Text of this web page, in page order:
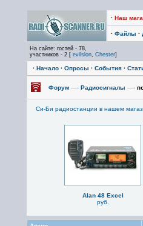
· Наш
· Файлы ·
На сайте: гостей - 78,
участников - 2 [ evilslon, Chester]
· Начало· Опросы · События·
Форум —› Радиосигналы —›
Си-Би радиостанции в нашем
Alan 48 Excel
руб.